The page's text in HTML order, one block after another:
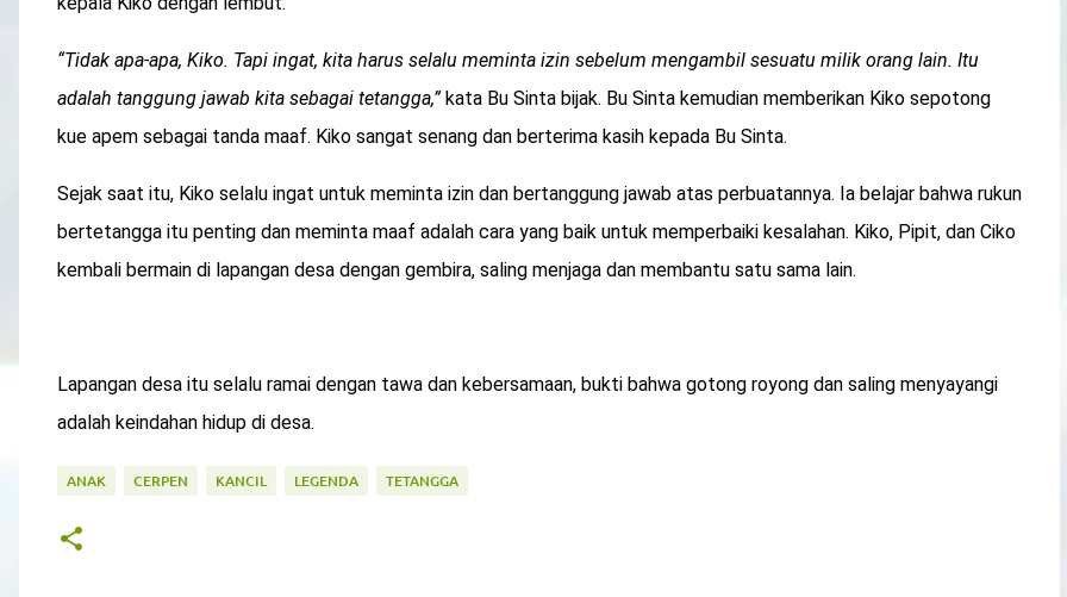
“Tidak apa-apa, Kiko. Tapi ingat, kita harus selalu meminta izin sebelum mengambil sesuatu milik orang lain. Itu
adalah tanggung jawab kita sebagai tetangga,”kata Bu Sinta bijak. Bu Sinta kemudian memberikan Kiko sepotong
kue apem sebagai tanda maaf. Kiko sangat senang dan berterima kasih kepada Bu Sinta.
Sejak saat itu, Kiko selalu ingat untuk meminta izin dan bertanggung jawab atas perbuatannya. Ia belajar bahwa rukun
bertetangga itu penting dan meminta maaf adalah cara yang baik untuk memperbaiki kesalahan. Kiko, Pipit, dan Ciko
kembali bermain di lapangan desa dengan gembira, saling menjaga dan membantu satu sama lain.
Lapangan desa itu selalu ramai dengan tawa dan kebersamaan, bukti bahwa gotong royong dan saling menyayangi
adalah keindahan hidup di desa.
ANAK CERPEN KANCIL LEGENDA TETANGGA